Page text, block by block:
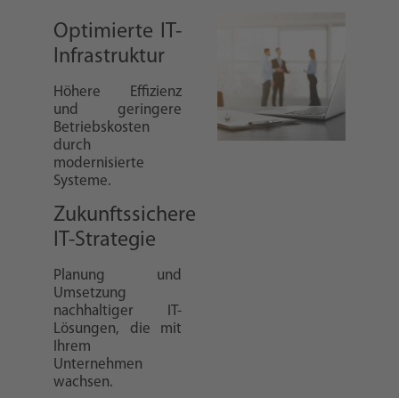
Optimierte IT-
Infrastruktur
Höhere Effizienz
und geringere
Betriebskosten
durch
modernisierte
Systeme.
Zukunftssichere
IT-Strategie
Planung und
Umsetzung
nachhaltiger IT-
Lösungen, die mit
Ihrem
Unternehmen
wachsen.